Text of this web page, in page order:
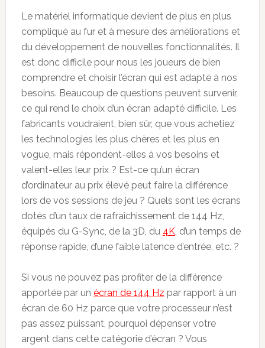
Le matériel informatique devient de plus en plus
compliqué au fur et à mesure des améliorations et
du développement de nouvelles fonctionnalités. Il
est donc difficile pour nous les joueurs de bien
comprendre et choisir l’écran qui est adapté à nos
besoins. Beaucoup de questions peuvent survenir,
ce qui rend le choix d’un écran adapté difficile. Les
fabricants voudraient, bien sûr, que vous achetiez
les technologies les plus chères et les plus en
vogue, mais répondent-elles à vos besoins et
valent-elles leur prix ? Est-ce qu’un écran
d’ordinateur au prix élevé peut faire la différence
lors de vos sessions de jeu ? Quels sont les écrans
dotés d’un taux de rafraîchissement de 144 Hz,
équipés du G-Sync, de la 3D, du 4K, d’un temps de
réponse rapide, d’une faible latence d’entrée, etc. ?
Si vous ne pouvez pas profiter de la différence
apportée par un écran de 144 Hz par rapport à un
écran de 60 Hz parce que votre processeur n’est
pas assez puissant, pourquoi dépenser votre
argent dans cette catégorie d’écran ? Vous